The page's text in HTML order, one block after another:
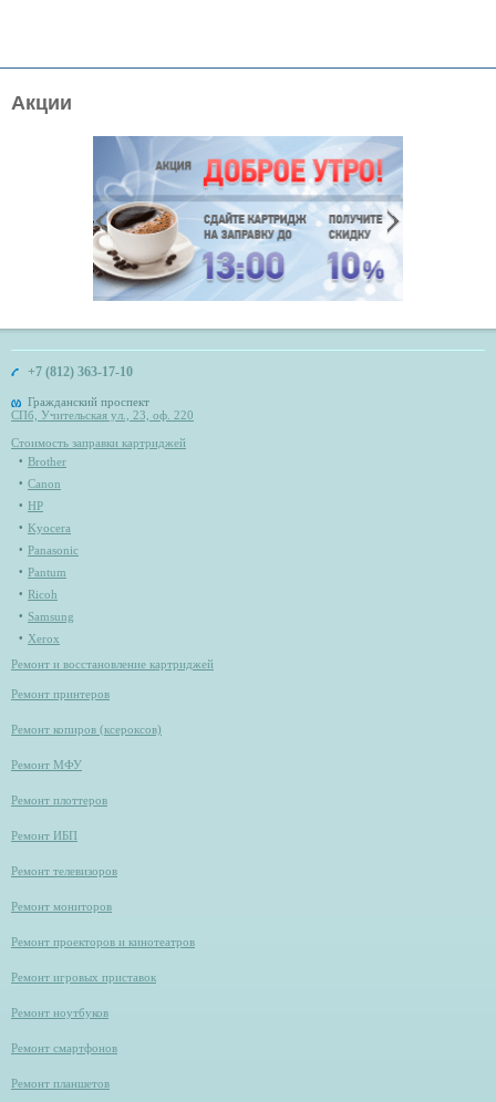
Акции
+7 (812) 363-17-10
Гражданский проспект
СПб, Учительская ул., 23, оф. 220
Стоимость заправки картриджей
Brother
Canon
HP
Kyocera
Panasonic
Pantum
Ricoh
Samsung
Xerox
Ремонт и восстановление картриджей
Ремонт принтеров
Ремонт копиров (ксероксов)
Ремонт МФУ
Ремонт плоттеров
Ремонт ИБП
Ремонт телевизоров
Ремонт мониторов
Ремонт проекторов и кинотеатров
Ремонт игровых приставок
Ремонт ноутбуков
Ремонт смартфонов
Ремонт планшетов